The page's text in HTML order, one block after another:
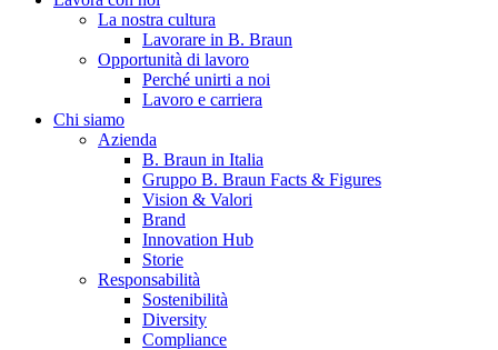
B. Braun in Italia
Scopri chi siamo ed entra nel mondo di B. Braun in Italia: 4
sedi, 4 aziende, più di 700 dipendenti e un Centro di
Eccellenza a livello globale.
La nostra cultura
Lavorare in B. Braun
Opportunità di lavoro
Perché unirti a noi
Lavoro e carriera
Chi siamo
Azienda
B. Braun in Italia
Gruppo B. Braun Facts & Figures
Vision & Valori
Brand
Innovation Hub
Storie
Responsabilità
Sostenibilità
Diversity
Compliance